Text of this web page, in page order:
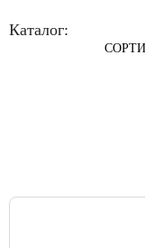
Каталог: